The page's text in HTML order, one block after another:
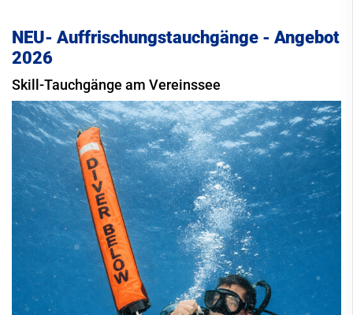
NEU- Auffrischungstauchgänge - Angebot
2026
Skill-Tauchgänge am Vereinssee